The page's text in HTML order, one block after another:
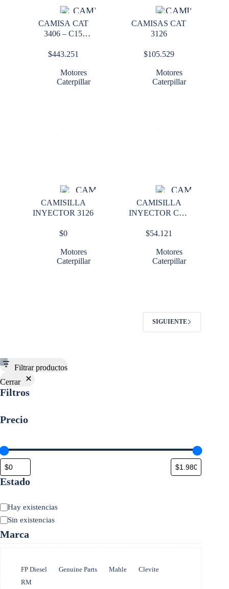
CAMISA CAT
3406 – C15
$443.251
Motores
Caterpillar
CAMISAS CAT
3126
$105.529
Motores
Caterpillar
CAMISILLA
INYECTOR 3126
$0
Motores
Caterpillar
CAMISILLA
INYECTOR CAT
$54.121
Motores
Caterpillar
SIGUIENTE
Filtrar productos
Cerrar
Filtros
Precio
Estado
Estado
Hay existencias
Sin existencias
Marca
Marca
FP Diesel Genuine Parts Mahle
Clevite
RM